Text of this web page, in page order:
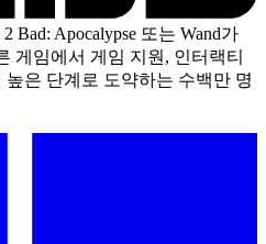
Bad: Apocalypse 또는 Wand가
게임에서 게임 지원, 인터랙티
은 단계로 도약하는 수백만 명